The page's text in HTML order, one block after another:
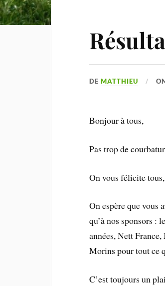
DEMATTHIEU
Bonjour à tous,
Pas trop de
On vous félicite
On espère que vous
qu’à nos sponsors :
années, Nett
Morins pour tout ce
C’est toujours un